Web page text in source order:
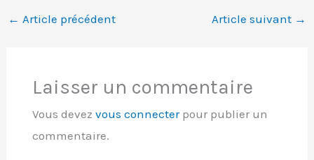
← Article précédent Article suivant →
Laisser un commentaire
Vous devez vous connecterpour publier un
commentaire.